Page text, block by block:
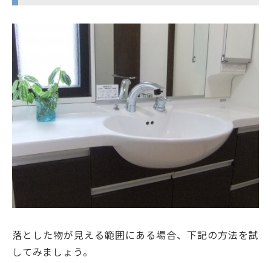
落とした物が見える範囲にある場合、下記の方法を試
してみましょう。